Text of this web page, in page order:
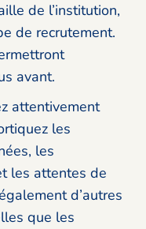
de l’institution,
de recrutement.
avant.
attentivement
les
les
les attentes de
d’autres
que les